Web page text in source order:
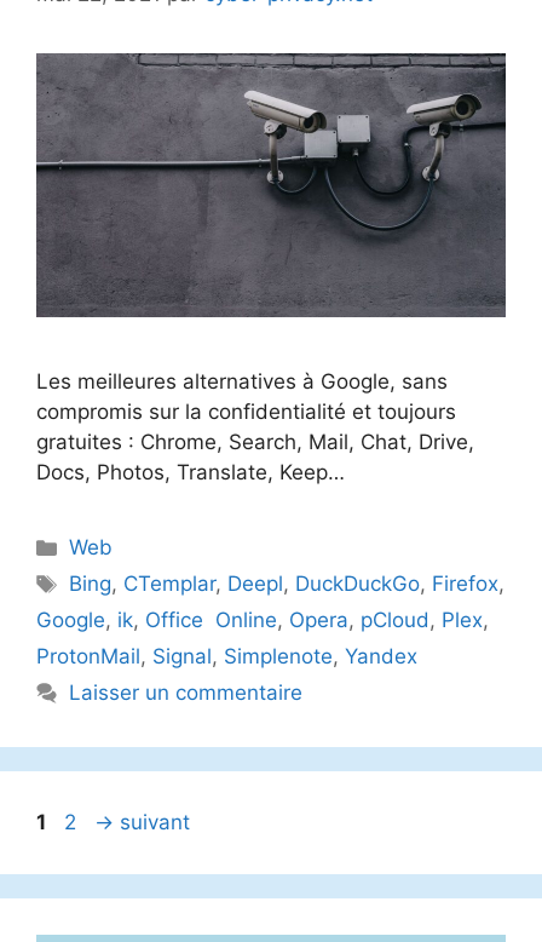
Les meilleures alternatives à Google, sans
compromis sur la confidentialité et toujours
gratuites : Chrome, Search, Mail, Chat, Drive,
Docs, Photos, Translate, Keep…
Catégories
Web
Étiquettes
Bing, CTemplar, Deepl, DuckDuckGo, Firefox,
Google, ik, Office Online, Opera, pCloud, Plex,
ProtonMail, Signal, Simplenote, Yandex
Laisser un commentaire
Page
1 Page
2 → suivant